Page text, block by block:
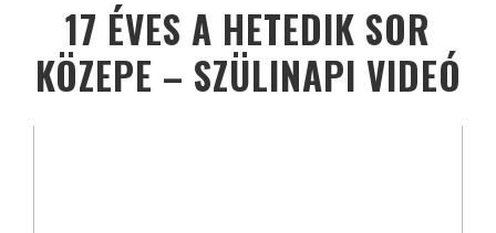
17 ÉVES A HETEDIK SOR
KÖZEPE – SZÜLINAPI VIDEÓ